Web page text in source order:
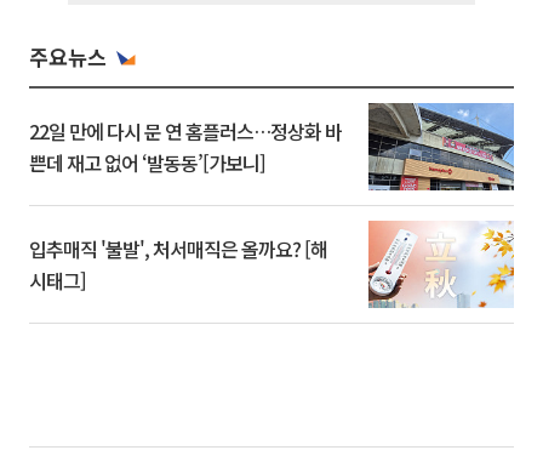
주요뉴스
22일 만에 다시 문 연 홈플러스…정상화 바
쁜데 재고 없어 ‘발동동’[가보니]
입추매직 '불발', 처서매직은 올까요? [해
시태그]